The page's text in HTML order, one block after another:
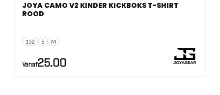
152 S M
JOYA CAMO V2 KINDER KICKBOKS T-SHIRT
ROOD
Vanaf25.00